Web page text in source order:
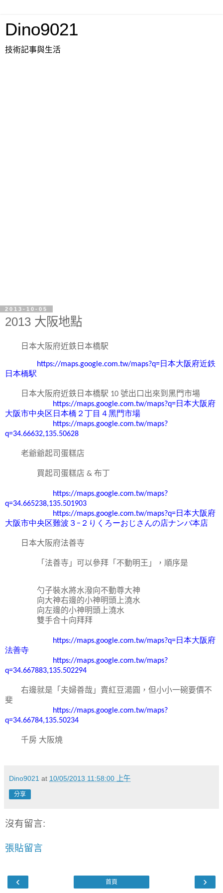
Dino9021
技術記事與生活
2013-10-05
2013 大阪地點
日本大阪府近鉄日本橋駅
https://maps.google.com.tw/maps?q=日本大阪府近鉄
日本橋駅
日本大阪府近鉄日本橋駅 10 號出口出來到黑門市場
https://maps.google.com.tw/maps?q=日本大阪府
大阪市中央区日本橋２丁目４黑門市場
https://maps.google.com.tw/maps?
q=34.66632,135.50628
老爺爺起司蛋糕店
買起司蛋糕店 & 布丁
https://maps.google.com.tw/maps?
q=34.665238,135.501903
https://maps.google.com.tw/maps?q=日本大阪府
大阪市中央区難波３ − ２りくろーおじさんの店ナンバ本店
日本大阪府法善寺
「 法善寺 」可以參拜「不動明王」，順序是
勺子裝水將水潑向不動尊大神
向大神右邊的小神明頭上澆水
向左邊的小神明頭上澆水
雙手合十向拜拜
https://maps.google.com.tw/maps?q=日本大阪府
法善寺
https://maps.google.com.tw/maps?
q=34.667883,135.502294
右邊就是「夫婦善哉」賣紅豆湯圓，但小小一碗要價不
斐
https://maps.google.com.tw/maps?
q=34.66784,135.50234
千房 大阪燒
Dino9021 at 10/05/2013 11:58:00 上午
分享
沒有留言:
張貼留言
‹ ›
首頁